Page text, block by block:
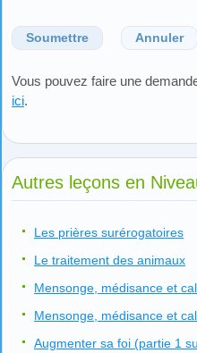
Soumettre Annuler
Vous pouvez faire une
ici.
Autres leçons en
Les prières surérogatoires
Le traitement des animaux
Mensonge, médisance et
Mensonge, médisance et
Augmenter sa foi (partie 1